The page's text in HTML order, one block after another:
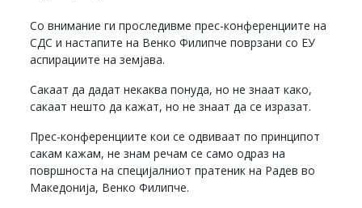
Со внимание ги проследивме прес-конференциите на
СДС и настапите на Венко Филипче поврзани со ЕУ
аспирациите на земјава.
Сакаат да дадат некаква понуда, но не знаат како,
сакаат нешто да кажат, но не знаат да се изразат.
Прес-конференциите кои се одвиваат по принципот
сакам кажам, не знам речам се само одраз на
површноста на специјалниот пратеник на Радев во
Македонија, Венко Филипче.